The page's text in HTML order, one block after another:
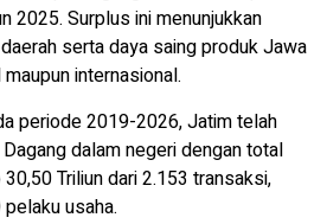
2025. Surplus ini menunjukkan
serta daya saing produk Jawa
internasional.
periode 2019-2026, Jatim telah
dalam negeri dengan total
Triliun dari 2.153 transaksi,
usaha.